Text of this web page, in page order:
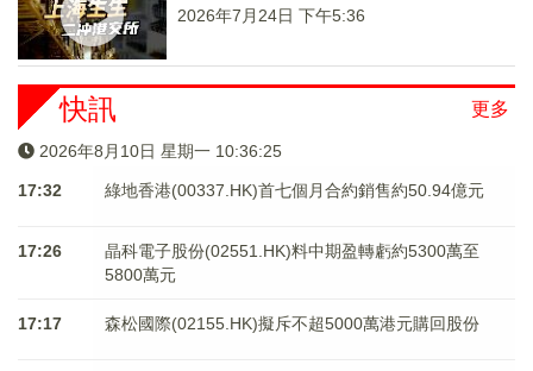
2026年7月24日 下午5:36
更多
快訊
2026年8月10日 星期一 10:36:25
17:32 綠地香港(00337.HK)首七個月合約銷售約50.94億元
17:26
晶科電子股份(02551.HK)料中期盈轉虧約5300萬至
5800萬元
17:17 森松國際(02155.HK)擬斥不超5000萬港元購回股份